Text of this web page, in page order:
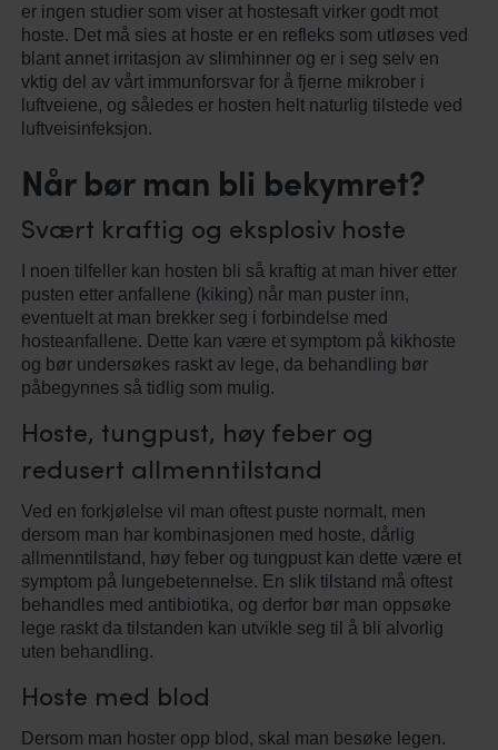
er ingen studier som viser at hostesaft virker godt mot
hoste. Det må sies at hoste er en refleks som utløses ved
blant annet irritasjon av slimhinner og er i seg selv en
vktig del av vårt immunforsvar for å fjerne mikrober i
luftveiene, og således er hosten helt naturlig tilstede ved
luftveisinfeksjon.
Når bør man bli bekymret?
Svært kraftig og eksplosiv hoste
I noen tilfeller kan hosten bli så kraftig at man hiver etter
pusten etter anfallene (kiking) når man puster inn,
eventuelt at man brekker seg i forbindelse med
hosteanfallene. Dette kan være et symptom på kikhoste
og bør undersøkes raskt av lege, da behandling bør
påbegynnes så tidlig som mulig.
Hoste, tungpust, høy feber og
redusert allmenntilstand
Ved en forkjølelse vil man oftest puste normalt, men
dersom man har kombinasjonen med hoste, dårlig
allmenntilstand, høy feber og tungpust kan dette være et
symptom på lungebetennelse. En slik tilstand må oftest
behandles med antibiotika, og derfor bør man oppsøke
lege raskt da tilstanden kan utvikle seg til å bli alvorlig
uten behandling.
Hoste med blod
Dersom man hoster opp blod, skal man besøke legen.